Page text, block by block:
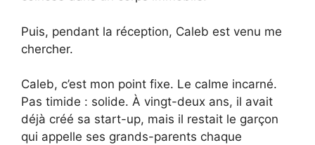
Puis, pendant la réception, Caleb est venu me
chercher.
Caleb, c’est mon point fixe. Le calme incarné.
Pas timide : solide. À vingt-deux ans, il avait
déjà créé sa start-up, mais il restait le garçon
qui appelle ses grands-parents chaque